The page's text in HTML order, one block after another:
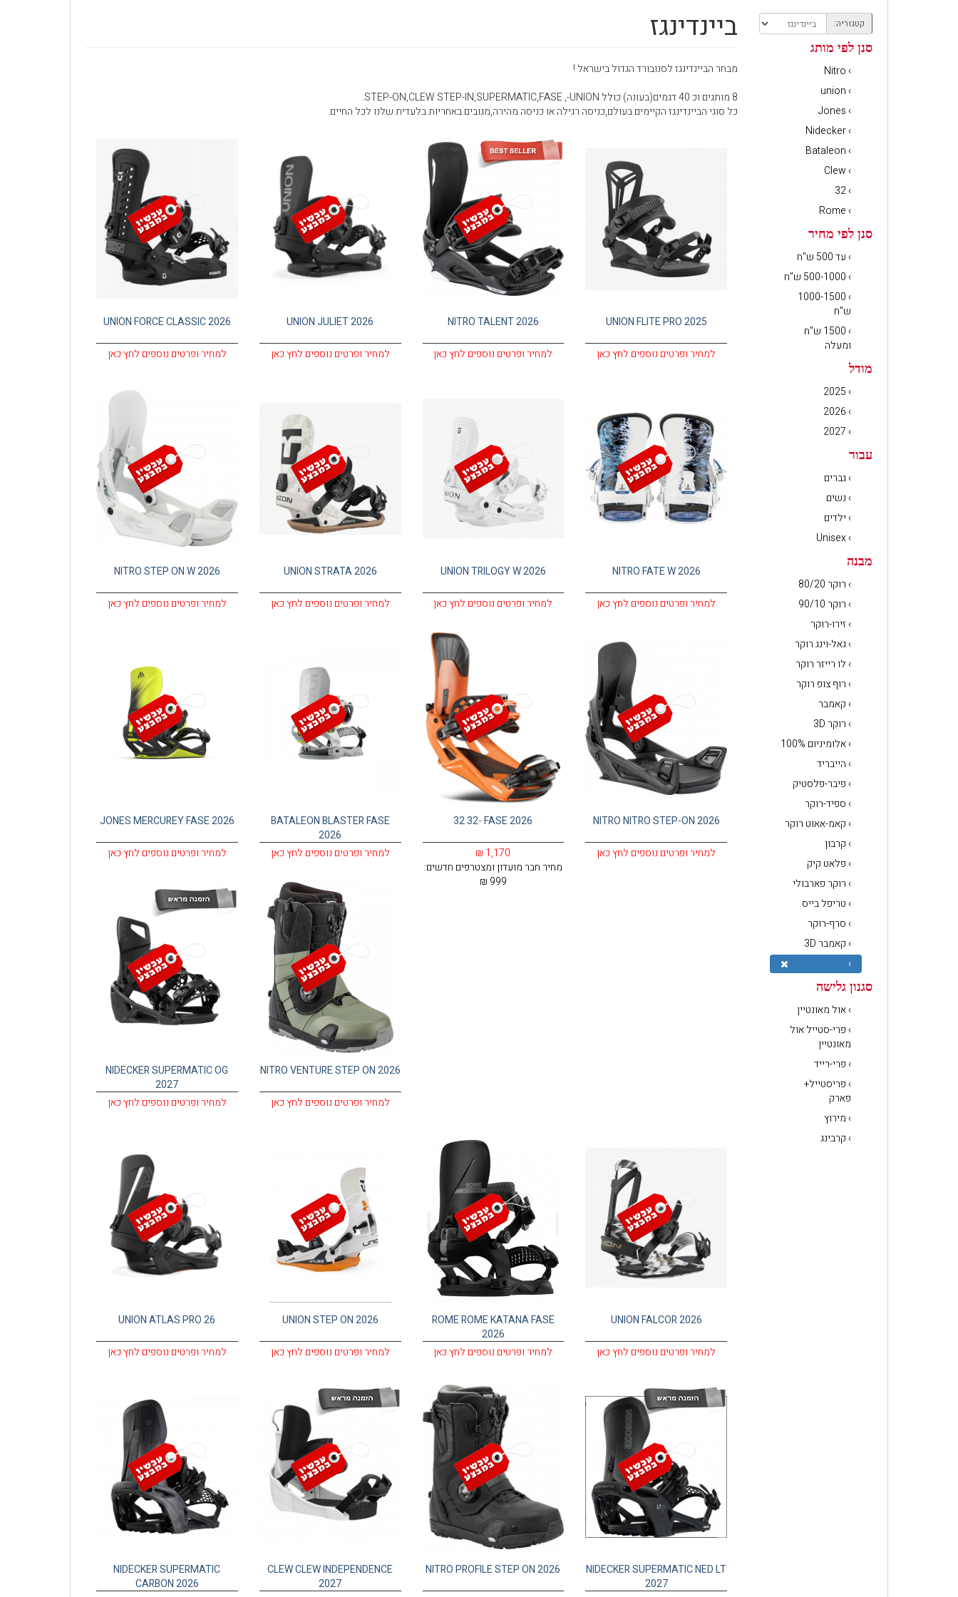
קטגוריה:
סנן לפי מותג
› Nitro
› union
› Jones
› Nidecker
› Bataleon
› Clew
› 32
› Rome
סנן לפי מחיר
› עד 500 ש"ח
› 500-1000 ש"ח
› 1000-1500
ש"ח
› 1500 ש"ח
ומעלה
מודל
› 2025
› 2026
› 2027
עבור
› גברים
› נשים
› ילדים
› Unisex
מבנה
› רוקר 80/20
› רוקר 90/10
› זירו-רוקר
› גאל-וינג רוקר
› לו רייזר רוקר
› רוף צופ רוקר
› קאמבר
› רוקר 3D
› אלומיניום 100%
› הייבריד
› פיבר-פלסטיק
› ספיד-רוקר
› קאמ-אאוט רוקר
› קרבון
› פלאט קיק
› רוקר פארבולי
› טריפל בייס
› סרף-רוקר
› קאמבר 3D
›
סגנון גלישה
› אול מאונטיין
› פרי-סטייל אול
מאונטיין
› פרי-רייד
› פריסטייל+
פארק
› מירוץ
› קרבינג
ביינדינגז
מבחר הביינדינגז לסנובורד הגדול בישראל !
8 מותגים וכ 40 דגמים(בעונה) כולל STEP-ON,CLEW STEP-IN,SUPERMATIC,FASE ,-UNION.
כל סוגי הביינדינגז הקיימים בעולם,כניסה רגילה או כניסה מהירה,מגובים באחריות בלעדית שלנו לכל החיים.
UNION FLITE PRO 2025
למחיר ופרטים נוספים לחץ כאן
NITRO TALENT 2026
למחיר ופרטים נוספים לחץ כאן
UNION JULIET 2026
למחיר ופרטים נוספים לחץ כאן
UNION FORCE CLASSIC 2026
למחיר ופרטים נוספים לחץ כאן
NITRO FATE W 2026
למחיר ופרטים נוספים לחץ כאן
UNION TRILOGY W 2026
למחיר ופרטים נוספים לחץ כאן
UNION STRATA 2026
למחיר ופרטים נוספים לחץ כאן
NITRO STEP ON W 2026
למחיר ופרטים נוספים לחץ כאן
NITRO NITRO STEP-ON 2026
למחיר ופרטים נוספים לחץ כאן
32 32- FASE 2026
1,170 ₪
מחיר חבר מועדון ומצטרפים חדשים:
999 ₪
BATALEON BLASTER FASE
2026
למחיר ופרטים נוספים לחץ כאן
JONES MERCUREY FASE 2026
למחיר ופרטים נוספים לחץ כאן
NITRO VENTURE STEP ON 2026
למחיר ופרטים נוספים לחץ כאן
NIDECKER SUPERMATIC OG
2027
למחיר ופרטים נוספים לחץ כאן
UNION FALCOR 2026
למחיר ופרטים נוספים לחץ כאן
ROME ROME KATANA FASE
2026
למחיר ופרטים נוספים לחץ כאן
UNION STEP ON 2026
למחיר ופרטים נוספים לחץ כאן
UNION ATLAS PRO 26
למחיר ופרטים נוספים לחץ כאן
NIDECKER SUPERMATIC NED LT
2027
NITRO PROFILE STEP ON 2026
CLEW CLEW INDEPENDENCE
2027
NIDECKER SUPERMATIC
CARBON 2026